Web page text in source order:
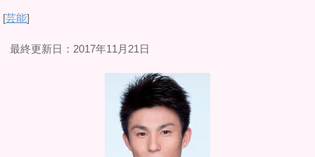
[芸能]
最終更新日：2017年11月21日